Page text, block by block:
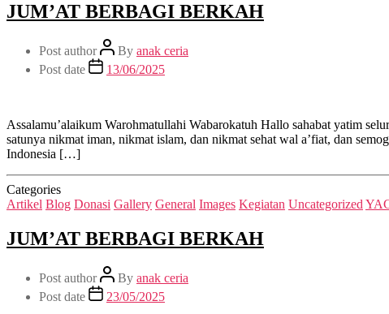
JUM’AT BERBAGI BERKAH
Post author By anak ceria
Post date
13/06/2025
Assalamu’alaikum Warohmatullahi Wabarokatuh Hallo sahabat yatim
satunya nikmat iman, nikmat islam, dan nikmat sehat wal a’fiat, dan
Indonesia […]
Categories
Artikel Blog Donasi Gallery General Images Kegiatan Uncategorized
JUM’AT BERBAGI BERKAH
Post author By anak ceria
Post date
23/05/2025